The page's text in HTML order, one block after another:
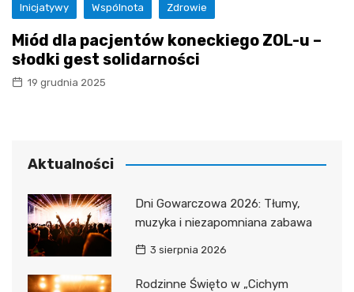
Inicjatywy Wspólnota Zdrowie
Miód dla pacjentów koneckiego ZOL-u –
słodki gest solidarności
19 grudnia 2025
Aktualności
Dni Gowarczowa 2026: Tłumy,
muzyka i niezapomniana zabawa
3 sierpnia 2026
Rodzinne Święto w „Cichym